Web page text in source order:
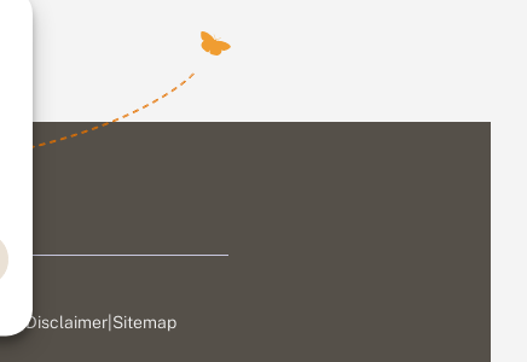
Disclaimer Sitemap